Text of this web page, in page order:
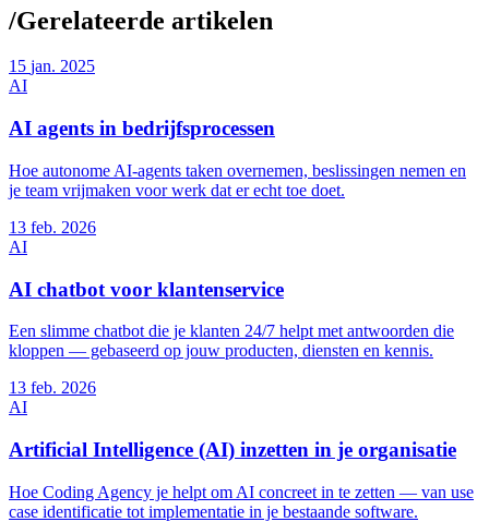
/Gerelateerde artikelen
15 jan. 2025
AI
AI agents in bedrijfsprocessen
Hoe autonome AI-agents taken overnemen, beslissingen nemen en
je team vrijmaken voor werk dat er echt toe doet.
13 feb. 2026
AI
AI chatbot voor klantenservice
Een slimme chatbot die je klanten 24/7 helpt met antwoorden die
kloppen — gebaseerd op jouw producten, diensten en kennis.
13 feb. 2026
AI
Artificial Intelligence (AI) inzetten in je organisatie
Hoe Coding Agency je helpt om AI concreet in te zetten — van use
case identificatie tot implementatie in je bestaande software.